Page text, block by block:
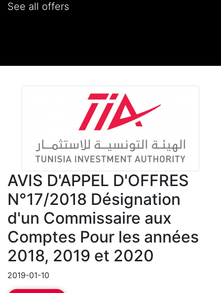
See all offers
AVIS D'APPEL D'OFFRES
N°17/2018 Désignation
d'un Commissaire aux
Comptes Pour les années
2018, 2019 et 2020
2019-01-10